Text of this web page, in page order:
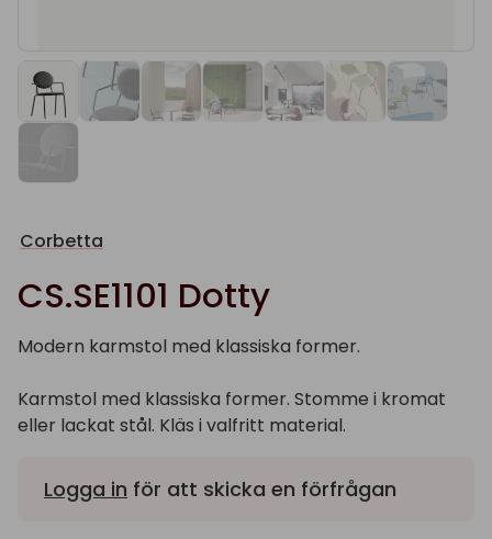
Corbetta
CS.SE1101 Dotty
Modern karmstol med klassiska former.
Karmstol med klassiska former. Stomme i kromat
eller lackat stål. Kläs i valfritt material.
Logga in för att skicka en förfrågan